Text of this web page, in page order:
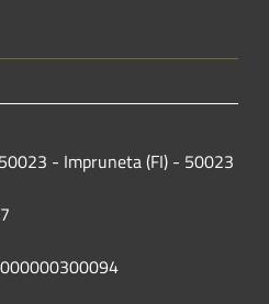
- Impruneta (FI) - 50023